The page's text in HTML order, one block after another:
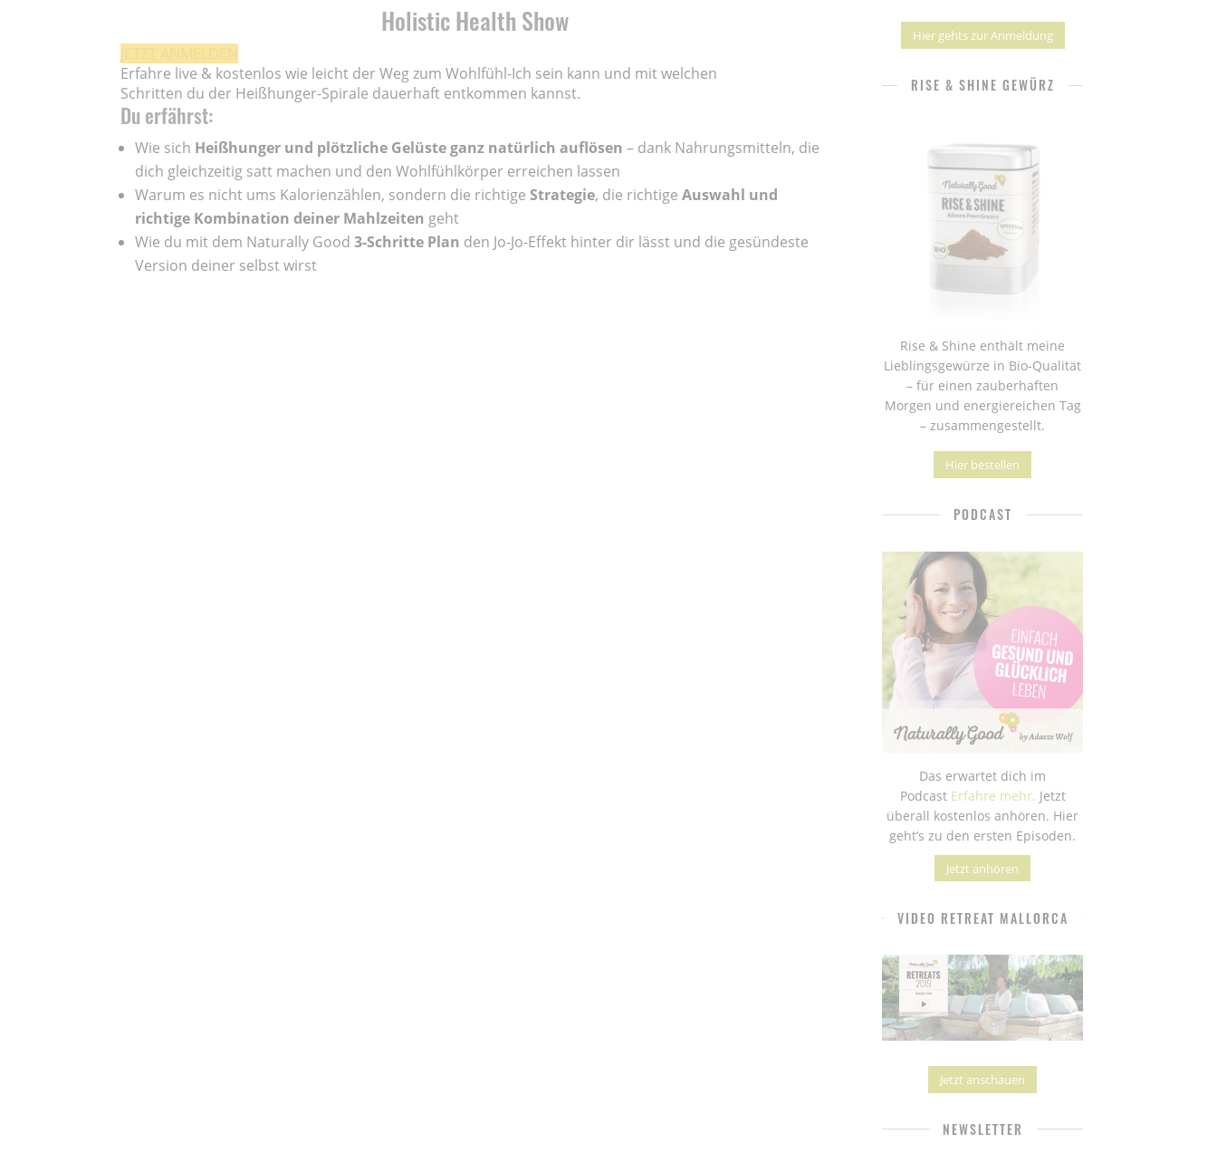
Holistic Health Show
JETZT ANMELDEN
Erfahre live & kostenlos wie leicht der Weg zum Wohlfühl-Ich sein kann und mit welchen
Schritten du der Heißhunger-Spirale dauerhaft entkommen kannst.
Du erfährst:
Wie sich Heißhunger und plötzliche Gelüste ganz natürlich auflösen – dank Nahrungsmitteln, die
dich gleichzeitig satt machen und den Wohlfühlkörper erreichen lassen
Warum es nicht ums Kalorienzählen, sondern die richtige Strategie, die richtige Auswahl und
richtige Kombination deiner Mahlzeiten geht
Wie du mit dem Naturally Good 3-Schritte Plan den Jo-Jo-Effekt hinter dir lässt und die gesündeste
Version deiner selbst wirst
Hier gehts zur Anmeldung
RISE & SHINE GEWÜRZ
Rise & Shine enthält meine
Lieblingsgewürze in Bio-Qualität
– für einen zauberhaften
Morgen und energiereichen Tag
– zusammengestellt.
Hier bestellen
PODCAST
Das erwartet dich im
Podcast Erfahre mehr. Jetzt
überall kostenlos anhören. Hier
geht’s zu den ersten Episoden.
Jetzt anhören
VIDEO RETREAT MALLORCA
Jetzt anschauen
NEWSLETTER